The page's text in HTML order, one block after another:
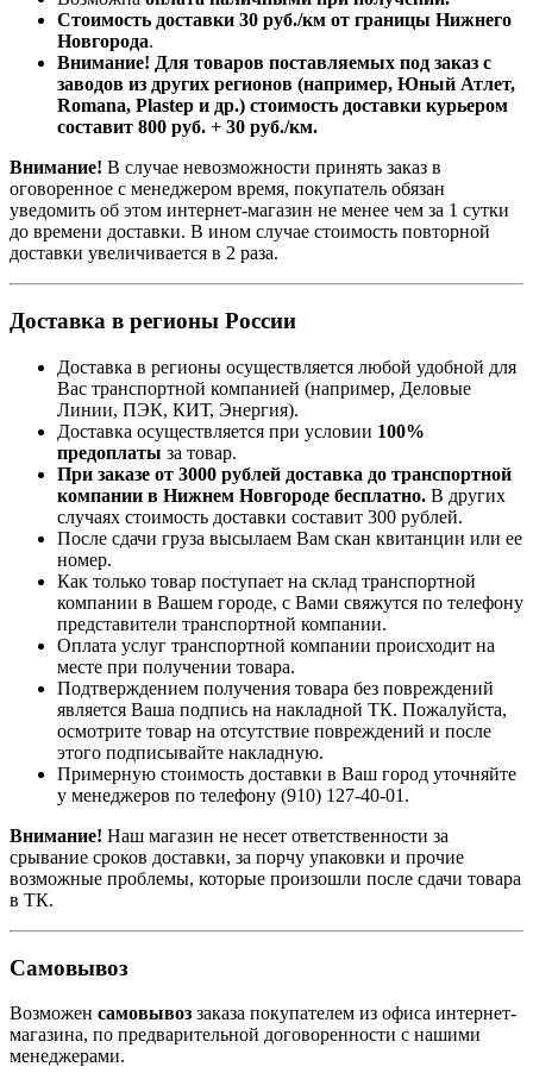
Стоимость доставки 30 руб./км от границы Нижнего
Новгорода.
Внимание! Для товаров поставляемых под заказ с
заводов из других регионов (например, Юный Атлет,
Romana, Plastep и др.) стоимость доставки курьером
составит 800 руб. + 30 руб./км.
Внимание! В случае невозможности принять заказ в
оговоренное с менеджером время, покупатель обязан
уведомить об этом интернет-магазин не менее чем за 1 сутки
до времени доставки. В ином случае стоимость повторной
доставки увеличивается в 2 раза.
Доставка в регионы России
Доставка в регионы осуществляется любой удобной для
Вас транспортной компанией (например, Деловые
Линии, ПЭК, КИТ, Энергия).
Доставка осуществляется при условии 100%
предоплаты за товар.
При заказе от 3000 рублей доставка до транспортной
компании в Нижнем Новгороде бесплатно. В других
случаях стоимость доставки составит 300 рублей.
После сдачи груза высылаем Вам скан квитанции или ее
номер.
Как только товар поступает на склад транспортной
компании в Вашем городе, с Вами свяжутся по телефону
представители транспортной компании.
Оплата услуг транспортной компании происходит на
месте при получении товара.
Подтверждением получения товара без повреждений
является Ваша подпись на накладной ТК. Пожалуйста,
осмотрите товар на отсутствие повреждений и после
этого подписывайте накладную.
Примерную стоимость доставки в Ваш город уточняйте
у менеджеров по телефону (910) 127-40-01 .
Внимание! Наш магазин не несет ответственности за
срывание сроков доставки, за порчу упаковки и прочие
возможные проблемы, которые произошли после сдачи товара
в ТК.
Самовывоз
Возможен самовывоз заказа покупателем из офиса интернет-
магазина, по предварительной договоренности с нашими
менеджерами.